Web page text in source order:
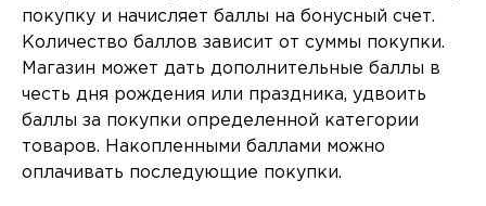
покупку и начисляет баллы на бонусный счет.
Количество баллов зависит от суммы покупки.
Магазин может дать дополнительные баллы в
честь дня рождения или праздника, удвоить
баллы за покупки определенной категории
товаров. Накопленными баллами можно
оплачивать последующие покупки.